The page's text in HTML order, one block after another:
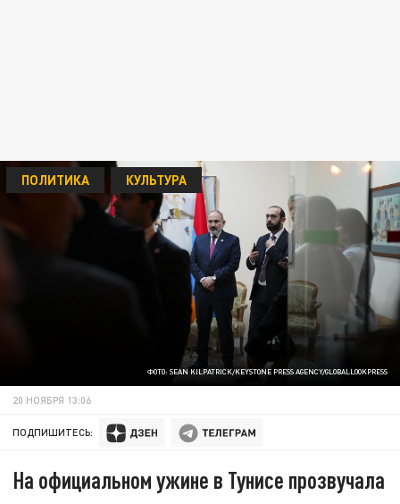
ФОТО: SEAN KILPATRICK/KEYSTONE PRESS AGENCY/GLOBALLOOKPRESS
ПОЛИТИКА КУЛЬТУРА
20 НОЯБРЯ 13:06
ПОДПИШИТЕСЬ:
На официальном ужине в Тунисе прозвучала